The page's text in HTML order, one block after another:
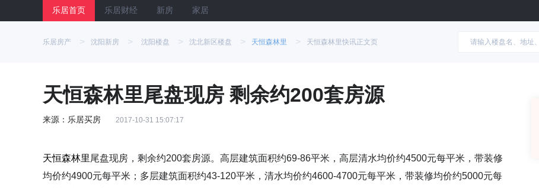
乐居首页 乐居财经 新房 家居
乐居房产 > 沈阳新房 > 沈阳楼盘 > 沈北新区楼盘 > 天恒森林里 > 天恒森林里快讯正文页
天恒森林里尾盘现房 剩余约200套房源
来源：乐居买房 2017-10-31 15:07:17
天恒森林里 尾盘现房，剩余约200套房源。高层建筑面积约69-86平米，高层清水均价约4500元每平米，带装修
均价约4900元每平米；多层建筑面积约43-120平米，清水均价约4600-4700元每平米，带装修均价约5000元每